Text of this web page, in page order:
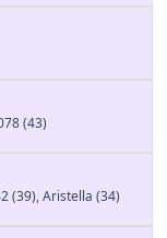
(43)
(39),Aristella (34)